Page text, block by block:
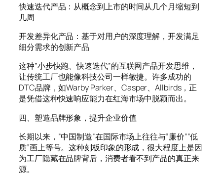
快速迭代产品：从概念到上市的时间从几个月缩短到
几周
开发差异化产品：基于对用户的深度理解，开发满足
细分需求的创新产品
这种”小步快跑、快速迭代”的互联网产品开发思维，
让传统工厂也能像科技公司一样敏捷。许多成功的
DTC品牌，如Warby Parker、Casper、Allbirds，正
是凭借这种快速响应能力在红海市场中脱颖而出。
四、塑造品牌形象，提升企业价值
长期以来，”中国制造”在国际市场上往往与”廉价””低
质”画上等号。这种刻板印象的形成，很大程度上是因
为工厂隐藏在品牌背后，消费者看不到产品的真正来
源。